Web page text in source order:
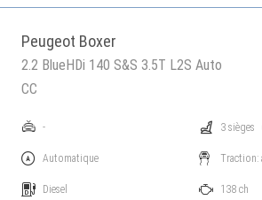
Peugeot Boxer
2.2 BlueHDi 140 S&S 3.5T L2S Auto
CC
-
Automatique
Diesel
3 sièges
Traction:
138 ch